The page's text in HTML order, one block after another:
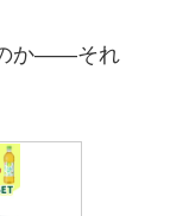
のか——それ